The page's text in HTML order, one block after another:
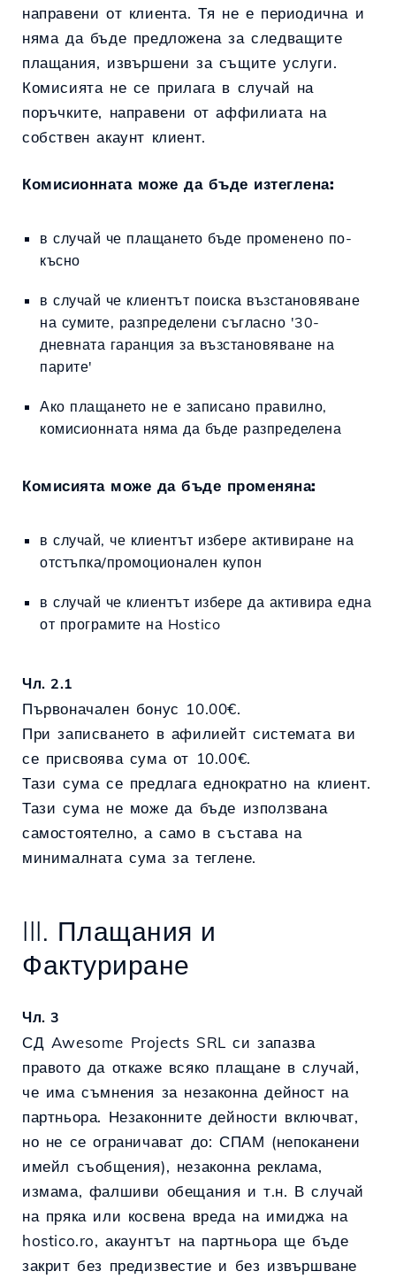
направени от клиента. Тя не е периодична и
няма да бъде предложена за следващите
плащания, извършени за същите услуги.
Комисията не се прилага в случай на
поръчките, направени от аффилиата на
собствен акаунт клиент.
Комисионната може да бъде изтеглена:
в случай че плащането бъде променено по-
късно
в случай че клиентът поиска възстановяване
на сумите, разпределени съгласно '30-
дневната гаранция за възстановяване на
парите'
Ако плащането не е записано правилно,
комисионната няма да бъде разпределена
Комисията може да бъде променяна:
в случай, че клиентът избере активиране на
отстъпка/промоционален купон
в случай че клиентът избере да активира една
от програмите на Hostico
Чл. 2.1
Първоначален бонус 10.00€.
При записването в афилиейт системата ви
се присвоява сума от 10.00€.
Тази сума се предлага еднократно на клиент.
Тази сума не може да бъде използвана
самостоятелно, а само в състава на
минималната сума за теглене.
III. Плащания и
Фактуриране
Чл. 3
СД Awesome Projects SRL си запазва
правото да откаже всяко плащане в случай,
че има съмнения за незаконна дейност на
партньора. Незаконните дейности включват,
но не се ограничават до: СПАМ (непоканени
имейл съобщения), незаконна реклама,
измама, фалшиви обещания и т.н. В случай
на пряка или косвена вреда на имиджа на
hostico.ro, акаунтът на партньора ще бъде
закрит без предизвестие и без извършване